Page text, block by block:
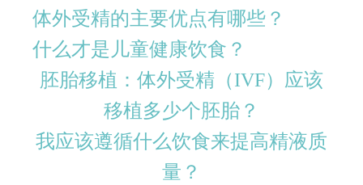
体外受精的主要优点有哪些？
什么才是儿童健康饮食？
胚胎移植：体外受精（IVF）应该
移植多少个胚胎？
我应该遵循什么饮食来提高精液质
量？